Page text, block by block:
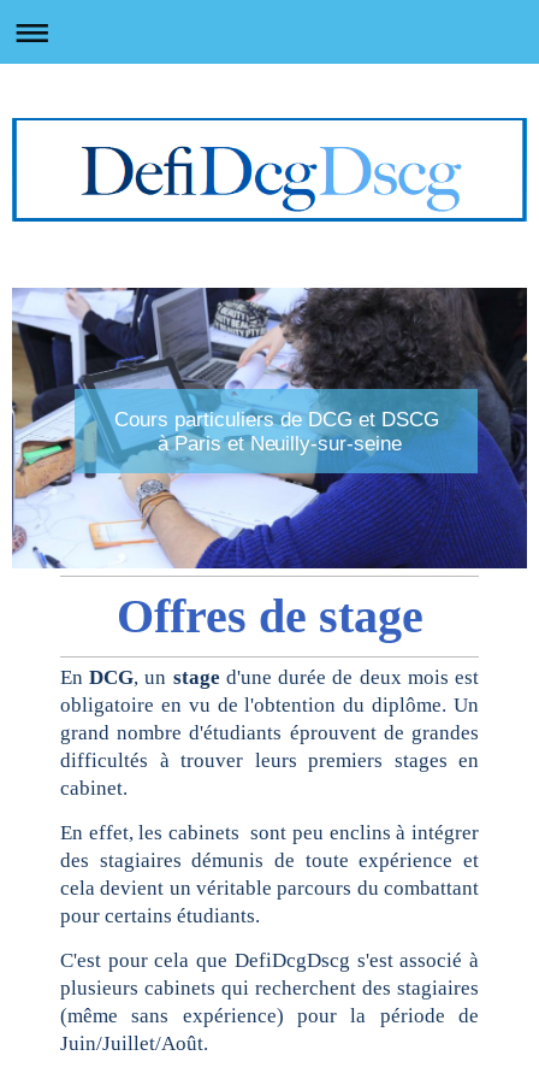
Cours particuliers de DCG et DSCG
à Paris et Neuilly-sur-seine
Offres de stage
EnDCG, un stage d'une durée de deux mois est
obligatoire en vu de l'obtention du diplôme. Un
grand nombre d'étudiants éprouvent de grandes
difficultés à trouver leurs premiers stages en
cabinet.
En effet, les cabinets sont peu enclins à intégrer
des stagiaires démunis de toute expérience et
cela devient un véritable parcours du combattant
pour certains étudiants.
C'est pour cela que DefiDcgDscg s'est associé à
plusieurs cabinets qui recherchent des stagiaires
(même sans expérience) pour la période de
Juin/Juillet/Août.